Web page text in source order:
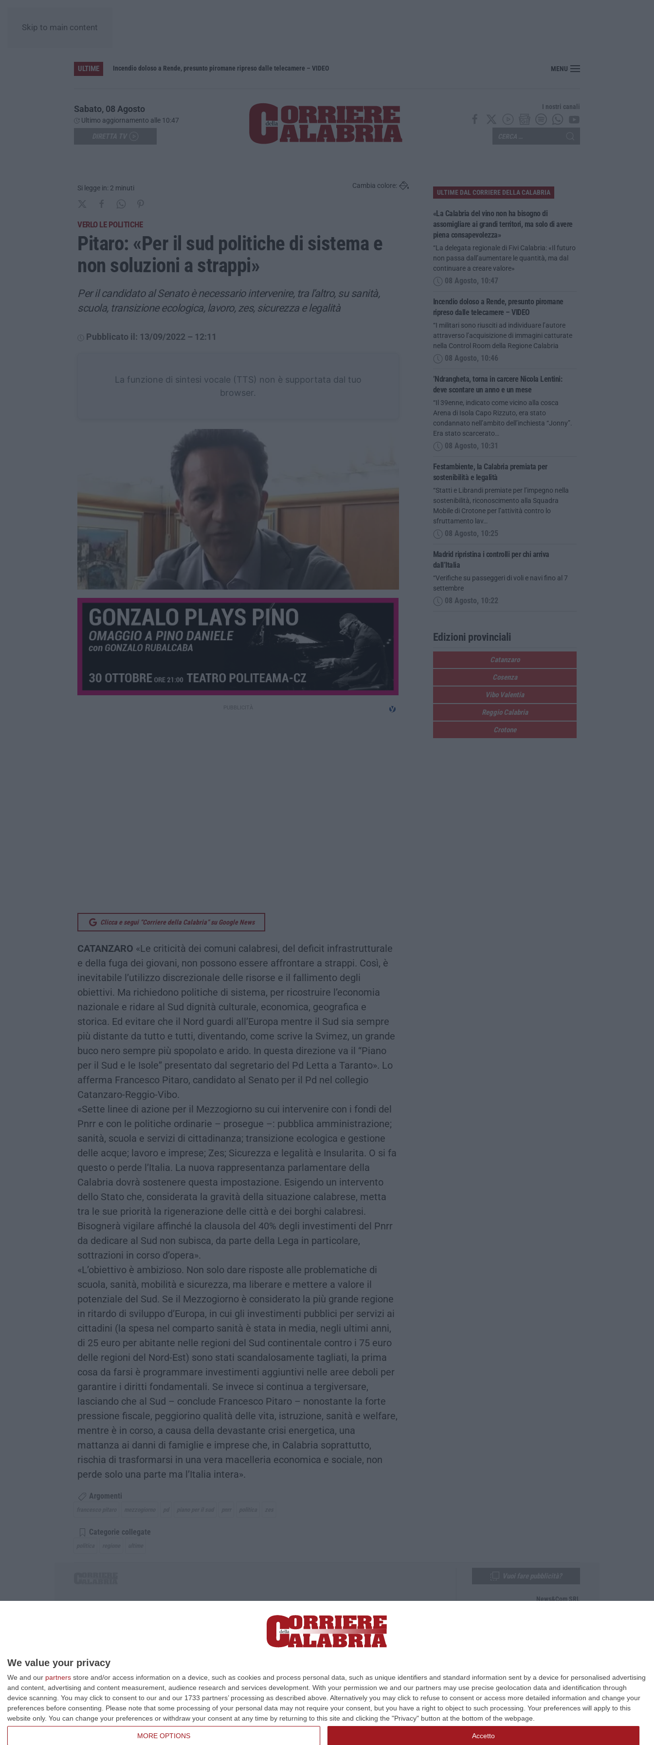
We value your privacy
We and our partners store and/or access information on a device, such as cookies and process personal data, such as unique identifiers and standard information sent by a device for personalised advertising
and content, advertising and content measurement, audience research and services development. With your permission we and our partners may use precise geolocation data and identification through
device scanning. You may click to consent to our and our 1733 partners’ processing as described above. Alternatively you may click to refuse to consent or access more detailed information and change your
preferences before consenting.
Please note that some processing of your personal data may not require your consent, but you have a right to object to such processing. Your preferences will apply to this
website only. You can change your preferences or withdraw your consent at any time by returning to this site and clicking the "Privacy" button at the bottom of the webpage.
MORE OPTIONS Accetto
Skip to main content
ULTIME
«La Calabria del vino non ha bisogno di assomigliare ai grandi territori, ma solo di avere piena consapevolezza» Incendio doloso a Rende, presunto piromane ripreso dalle telecamere – VIDEO ’Ndrangheta, torna in carcere Nicola Lentini: deve scontare un anno e un mese
MENU
Sabato, 08 Agosto
Ultimo aggiornamento alle 10:47
I nostri canali
Si legge in: 2 minuti Cambia colore:
VERLO LE POLITICHE
Pitaro: «Per il sud politiche di sistema e
non soluzioni a strappi»
Per il candidato al Senato è necessario intervenire, tra l’altro, su sanità,
scuola, transizione ecologica, lavoro, zes, sicurezza e legalità
Pubblicato il: 13/09/2022 – 12:11
La funzione di sintesi vocale (TTS) non è supportata dal tuo
browser.
Clicca e segui “Corriere della Calabria” su Google News
CATANZARO «Le criticità dei comuni calabresi, del deficit infrastrutturale
e della fuga dei giovani, non possono essere affrontare a strappi. Così, è
inevitabile l’utilizzo discrezionale delle risorse e il fallimento degli
obiettivi. Ma richiedono politiche di sistema, per ricostruire l’economia
nazionale e ridare al Sud dignità culturale, economica, geografica e
storica. Ed evitare che il Nord guardi all’Europa mentre il Sud sia sempre
più distante da tutto e tutti, diventando, come scrive la Svimez, un grande
buco nero sempre più spopolato e arido. In questa direzione va il “Piano
per il Sud e le Isole” presentato dal segretario del Pd Letta a Taranto». Lo
afferma Francesco Pitaro, candidato al Senato per il Pd nel collegio
Catanzaro-Reggio-Vibo.
«Sette linee di azione per il Mezzogiorno su cui intervenire con i fondi del
Pnrr e con le politiche ordinarie – prosegue –: pubblica amministrazione;
sanità, scuola e servizi di cittadinanza; transizione ecologica e gestione
delle acque; lavoro e imprese; Zes; Sicurezza e legalità e Insularita. O si fa
questo o perde l’Italia. La nuova rappresentanza parlamentare della
Calabria dovrà sostenere questa impostazione. Esigendo un intervento
dello Stato che, considerata la gravità della situazione calabrese, metta
tra le sue priorità la rigenerazione delle città e dei borghi calabresi.
Bisognerà vigilare affinché la clausola del 40% degli investimenti del Pnrr
da dedicare al Sud non subisca, da parte della Lega in particolare,
sottrazioni in corso d’opera».
«L’obiettivo è ambizioso. Non solo dare risposte alle problematiche di
scuola, sanità, mobilità e sicurezza, ma liberare e mettere a valore il
potenziale del Sud. Se il Mezzogiorno è considerato la più grande regione
in ritardo di sviluppo d’Europa, in cui gli investimenti pubblici per servizi ai
cittadini (la spesa nel comparto sanità è stata in media, negli ultimi anni,
di 25 euro per abitante nelle regioni del Sud continentale contro i 75 euro
delle regioni del Nord-Est) sono stati scandalosamente tagliati, la prima
cosa da farsi è programmare investimenti aggiuntivi nelle aree deboli per
garantire i diritti fondamentali. Se invece si continua a tergiversare,
lasciando che al Sud – conclude Francesco Pitaro – nonostante la forte
pressione fiscale, peggiorino qualità delle vita, istruzione, sanità e welfare,
mentre è in corso, a causa della devastante crisi energetica, una
mattanza ai danni di famiglie e imprese che, in Calabria soprattutto,
rischia di trasformarsi in una vera macelleria economica e sociale, non
perde solo una parte ma l’Italia intera».
Argomenti
Categorie collegate
ULTIME DAL CORRIERE DELLA CALABRIA
«La Calabria del vino non ha bisogno di
assomigliare ai grandi territori, ma solo di avere
piena consapevolezza»
“La delegata regionale di Fivi Calabria: «Il futuro
non passa dall’aumentare le quantità, ma dal
continuare a creare valore»
08 Agosto, 10:47
Incendio doloso a Rende, presunto piromane
ripreso dalle telecamere – VIDEO
“I militari sono riusciti ad individuare l’autore
attraverso l’acquisizione di immagini catturate
nella Control Room della Regione Calabria
08 Agosto, 10:46
’Ndrangheta, torna in carcere Nicola Lentini:
deve scontare un anno e un mese
“Il 39enne, indicato come vicino alla cosca
Arena di Isola Capo Rizzuto, era stato
condannato nell’ambito dell’inchiesta “Jonny”.
Era stato scarcerato…
08 Agosto, 10:31
Festambiente, la Calabria premiata per
sostenibilità e legalità
“Statti e Librandi premiate per l’impegno nella
sostenibilità, riconoscimento alla Squadra
Mobile di Crotone per l’attività contro lo
sfruttamento lav…
08 Agosto, 10:25
Madrid ripristina i controlli per chi arriva
dall’Italia
“Verifiche su passeggeri di voli e navi fino al 7
settembre
08 Agosto, 10:22
Edizioni provinciali
Catanzaro
Cosenza
Vibo Valentia
Reggio Calabria
Crotone
P.IVA. 03199620794, Via del mare 6/G, S.Eufemia, Lamezia Terme (CZ)
Iscrizione tribunale di Lamezia Terme 5/2011 - Direttore responsabile Paola Militano |Privacy
News&Com SRL
Design: cfweb